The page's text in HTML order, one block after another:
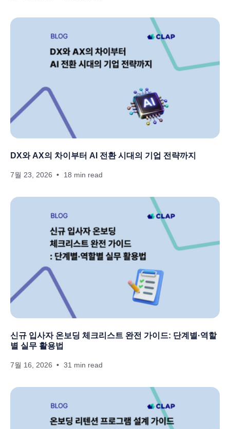
DX와 AX의 차이부터 AI 전환 시대의 기업 전략까지
7월 23, 2026 18 min read
신규 입사자 온보딩 체크리스트 완전 가이드: 단계별·역할
별 실무 활용법
7월 16, 2026 31 min read